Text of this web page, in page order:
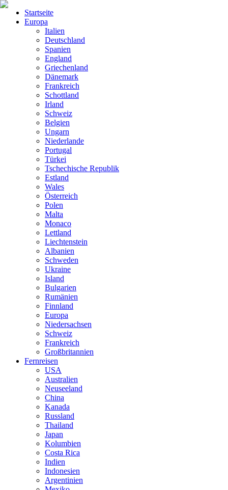
Startseite
Europa
Italien
Deutschland
Spanien
England
Griechenland
Dänemark
Frankreich
Schottland
Irland
Schweiz
Belgien
Ungarn
Niederlande
Portugal
Türkei
Tschechische Republik
Estland
Wales
Österreich
Polen
Malta
Monaco
Lettland
Liechtenstein
Albanien
Schweden
Ukraine
Island
Bulgarien
Rumänien
Finnland
Europa
Niedersachsen
Schweiz
Frankreich
Großbritannien
Fernreisen
USA
Australien
Neuseeland
China
Kanada
Russland
Thailand
Japan
Kolumbien
Costa Rica
Indien
Indonesien
Argentinien